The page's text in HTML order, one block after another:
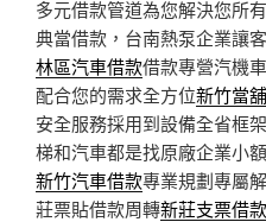
多元借款管道為您解決您所有
典當借款，台南熱泵企業讓
林區汽車借款借款專營汽機
配合您的需求全方位新竹當舖
安全服務採用到設備全省框
梯和汽車都是找原廠企業小
新竹汽車借款專業規劃專屬
莊票貼借款周轉新莊支票借款